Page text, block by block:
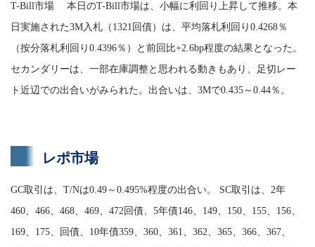
T-Bill市場 本日のT-Bill市場は、小幅に利回り上昇して推移。本
日実施された3M入札（1321回債）は、平均落札利回り0.4268％
（按分落札利回り0.4396％）と前回比+2.6bp程度の結果となった。
セカンダリーは、一部在庫調整と思われる動きもあり、足切レー
ト近辺での出合いがみられた。出合いは、3Mで0.435～0.44％。
レポ市場
GC取引は、T/Nは0.49～0.495%程度の出合い。 SC取引は、2年
460、466、468、469、472回債、5年債146、149、150、155、156、
169、175、回債、10年債359、360、361、362、365、366、367、